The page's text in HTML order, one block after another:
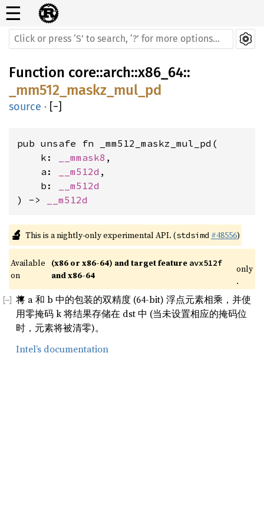
☰
Function core::arch::x86_64::
_mm512_maskz_mul_pd
source · [−]
pub unsafe fn _mm512_maskz_mul_pd(
    k:
__mmask8 ,
    a:
__m512d ,
    b:
__m512d
) ->
__m512d
🔬 This is a nightly-only experimental API. (stdsimd #48556)
Available
on
(x86 or x86-64) and target feature avx512f
and x86-64
only
.
将 a 和 b 中的包装的双精度 (64-bit) 浮点元素相乘，并使
用零掩码 k 将结果存储在 dst 中 (当未设置相应的掩码位
时，元素将被清零)。
Intel’s documentation